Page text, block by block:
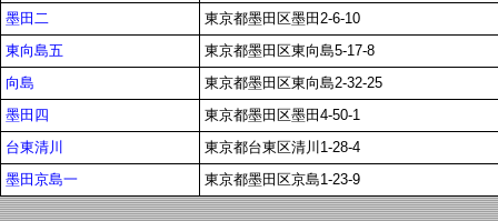
墨田二
東京都墨田区墨田2-6-10
東向島五
東京都墨田区東向島5-17-8
向島
東京都墨田区東向島2-32-25
墨田四
東京都墨田区墨田4-50-1
台東清川
東京都台東区清川1-28-4
墨田京島一
東京都墨田区京島1-23-9